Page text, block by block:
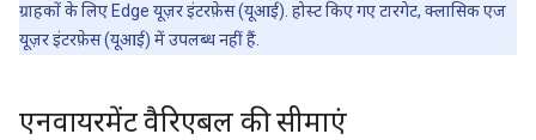
ग्राहकों के लिए Edge यूज़र इंटरफ़ेस (यूआई). होस्ट किए गए टारगेट, क्लासिक एज
यूज़र इंटरफ़ेस (यूआई) में उपलब्ध नहीं हैं.
एनवायरमेंट वैरिएबल की सीमाएं